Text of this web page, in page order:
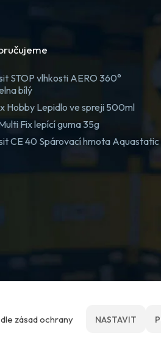
STOP vlhkosti AERO 360°
bílý
Hobby Lepidlo ve spreji 500ml
Fix lepící guma 35g
CE 40 Spárovací hmota Aquastatic
zásad ochrany
NASTAVIT